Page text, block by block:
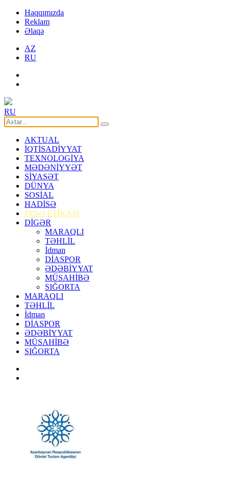
Haqqımızda
Reklam
Əlaqə
AZ
RU
RU
AKTUAL
İQTİSADİYYAT
TEXNOLOGİYA
MƏDƏNİYYƏT
SİYASƏT
DÜNYA
SOSİAL
HADİSƏ
PEŞƏ ETİKASI
DİGƏR
MARAQLI
TƏHLİL
İdman
DİASPOR
ƏDƏBİYYAT
MÜSAHİBƏ
SIĞORTA
MARAQLI
TƏHLİL
İdman
DİASPOR
ƏDƏBİYYAT
MÜSAHİBƏ
SIĞORTA